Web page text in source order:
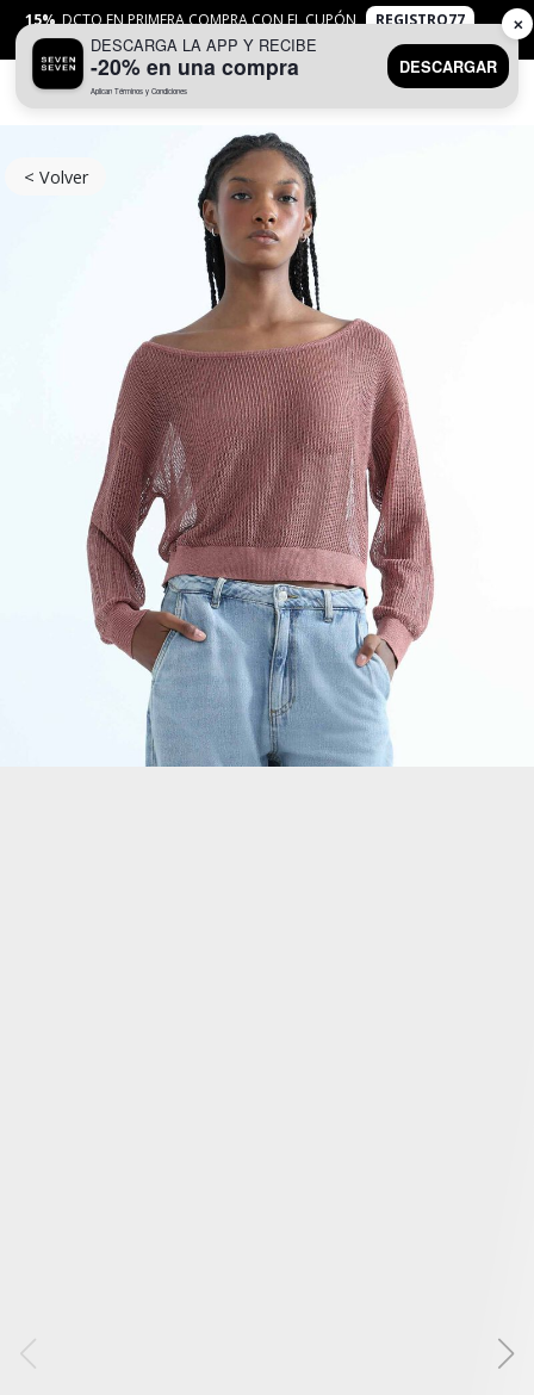
15% DCTO EN PRIMERA COMPRA CON EL CUPÓN
REGISTRO77
APLICANTYC
< Volver
DESCARGA LA APP Y RECIBE
-20% en una compra
Aplican Términos y Condiciones
DESCARGAR
✕